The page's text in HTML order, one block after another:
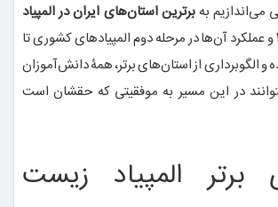
می‌اندازیم بهبرترین استان‌های ایران در المپیاد
و عملکرد آن‌ها در مرحله دوم المپیادهای کشوری تا
و الگوبرداری از استان‌های برتر، همۀ دانش‌آموزان
در این مسیر به موفقیتی که حقشان است
برتر المپیاد زیست